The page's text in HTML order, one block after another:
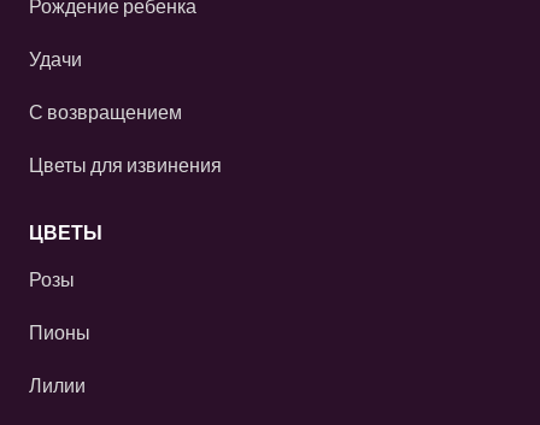
Рождение ребенка
Удачи
С возвращением
Цветы для извинения
ЦВЕТЫ
Розы
Пионы
Лилии